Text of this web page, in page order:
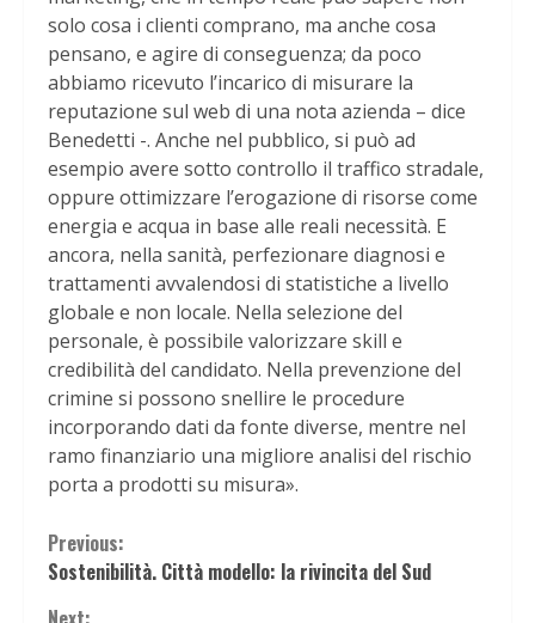
solo cosa i clienti comprano, ma anche cosa
pensano, e agire di conseguenza; da poco
abbiamo ricevuto l’incarico di misurare la
reputazione sul web di una nota azienda – dice
Benedetti -. Anche nel pubblico, si può ad
esempio avere sotto controllo il traffico stradale,
oppure ottimizzare l’erogazione di risorse come
energia e acqua in base alle reali necessità. E
ancora, nella sanità, perfezionare diagnosi e
trattamenti avvalendosi di statistiche a livello
globale e non locale. Nella selezione del
personale, è possibile valorizzare skill e
credibilità del candidato. Nella prevenzione del
crimine si possono snellire le procedure
incorporando dati da fonte diverse, mentre nel
ramo finanziario una migliore analisi del rischio
porta a prodotti su misura».
Continue
Reading
Previous:
Sostenibilità. Città modello: la rivincita del Sud